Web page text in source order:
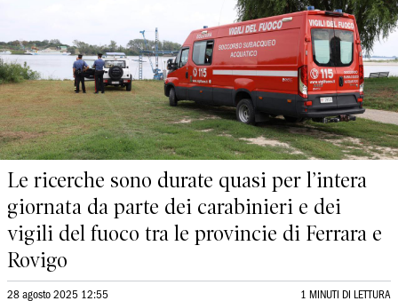
Le ricerche sono durate quasi per l’intera
giornata da parte dei carabinieri e dei
vigili del fuoco tra le provincie di Ferrara e
Rovigo
28 agosto 2025 12:55 1 MINUTI DI LETTURA